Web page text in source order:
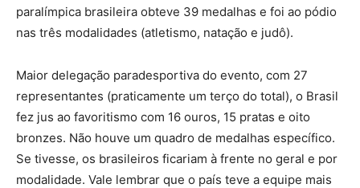
paralímpica brasileira obteve 39 medalhas e foi ao pódio
nas três modalidades (atletismo, natação e judô).
Maior delegação paradesportiva do evento, com 27
representantes (praticamente um terço do total), o Brasil
fez jus ao favoritismo com 16 ouros, 15 pratas e oito
bronzes. Não houve um quadro de medalhas específico.
Se tivesse, os brasileiros ficariam à frente no geral e por
modalidade. Vale lembrar que o país teve a equipe mais